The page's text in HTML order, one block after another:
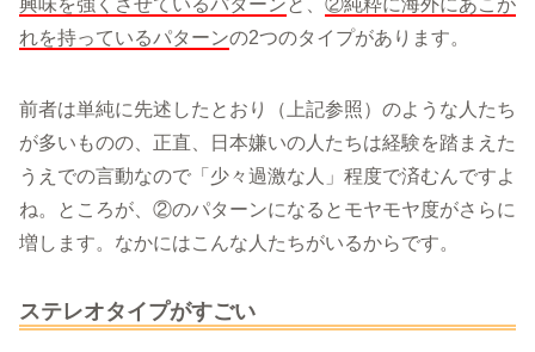
興味を強くさせているパターン と、 ②純粋に海外にあこが
れを持っているパターンの2つのタイプがあります。
前者は単純に先述したとおり（上記参照）のような人たち
が多いものの、正直、日本嫌いの人たちは経験を踏まえた
うえでの言動なので「少々過激な人」程度で済むんですよ
ね。ところが、②のパターンになるとモヤモヤ度がさらに
増します。なかにはこんな人たちがいるからです。
ステレオタイプがすごい